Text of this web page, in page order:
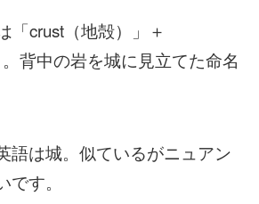
「crust（地殻）」＋
。背中の岩を城に見立てた命名
語は城。似ているがニュアン
す。